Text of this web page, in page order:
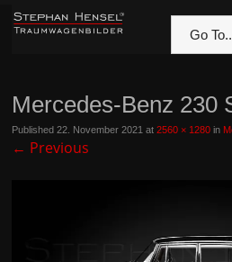
Go
Mercedes-Benz 230
Published22. November 2021 at2560 × 1280 in
← Previous